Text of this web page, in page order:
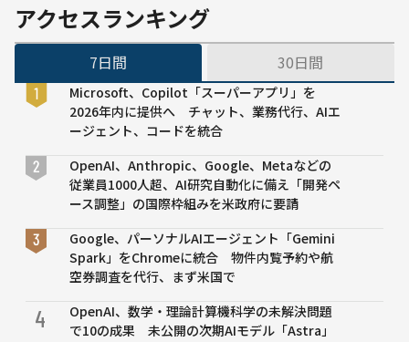
創造
いる
ーシッ
表
アクセスランキング
7日間 30日間
Microsoft、Copilot「スーパーアプリ」を
2026年内に提供へ チャット、業務代行、AIエ
ージェント、コードを統合
OpenAI、Anthropic、Google、Metaなどの
従業員1000人超、AI研究自動化に備え「開発ペ
ース調整」の国際枠組みを米政府に要請
Google、パーソナルAIエージェント「Gemini
Spark」をChromeに統合 物件内覧予約や航
空券調査を代行、まず米国で
4
OpenAI、数学・理論計算機科学の未解決問題
で10の成果 未公開の次期AIモデル「Astra」